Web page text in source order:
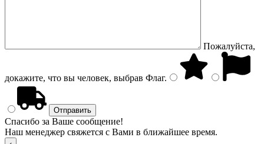
Пожалуйста,
докажите, что вы человек, выбрав Флаг.
Спасибо за Ваше сообщение!
Наш менеджер свяжется с Вами в ближайшее время.